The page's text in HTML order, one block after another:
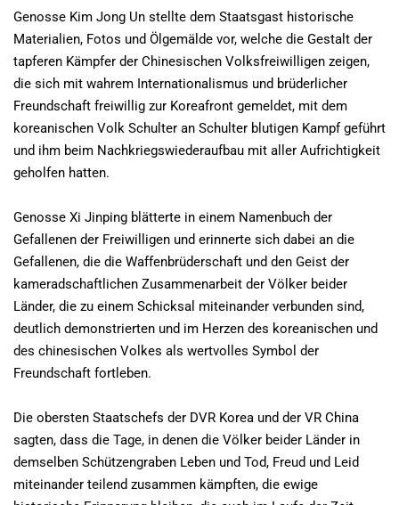
Genosse Kim Jong Un stellte dem Staatsgast historische
Materialien, Fotos und Ölgemälde vor, welche die Gestalt der
tapferen Kämpfer der Chinesischen Volksfreiwilligen zeigen,
die sich mit wahrem Internationalismus und brüderlicher
Freundschaft freiwillig zur Koreafront gemeldet, mit dem
koreanischen Volk Schulter an Schulter blutigen Kampf geführt
und ihm beim Nachkriegswiederaufbau mit aller Aufrichtigkeit
geholfen hatten.
Genosse Xi Jinping blätterte in einem Namenbuch der
Gefallenen der Freiwilligen und erinnerte sich dabei an die
Gefallenen, die die Waffenbrüderschaft und den Geist der
kameradschaftlichen Zusammenarbeit der Völker beider
Länder, die zu einem Schicksal miteinander verbunden sind,
deutlich demonstrierten und im Herzen des koreanischen und
des chinesischen Volkes als wertvolles Symbol der
Freundschaft fortleben.
Die obersten Staatschefs der DVR Korea und der VR China
sagten, dass die Tage, in denen die Völker beider Länder in
demselben Schützengraben Leben und Tod, Freud und Leid
miteinander teilend zusammen kämpften, die ewige